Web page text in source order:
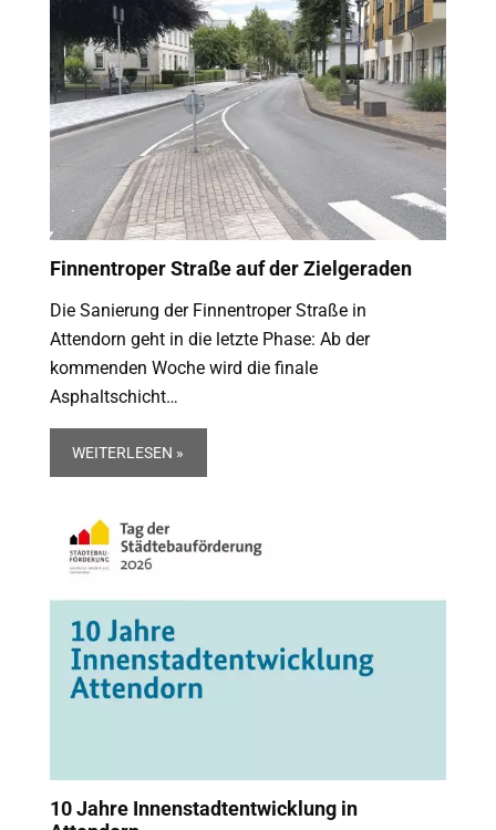
Finnentroper Straße auf der Zielgeraden
Die Sanierung der Finnentroper Straße in
Attendorn geht in die letzte Phase: Ab der
kommenden Woche wird die finale
Asphaltschicht…
WEITERLESEN »
10 Jahre Innenstadtentwicklung in